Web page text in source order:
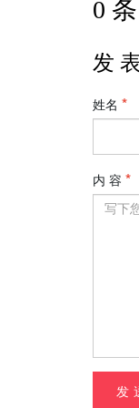
0
发
姓名
内 容
发